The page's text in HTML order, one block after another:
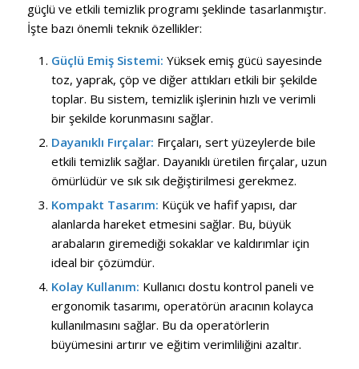
güçlü ve etkili temizlik programı şeklinde tasarlanmıştır.
İşte bazı önemli teknik özellikler:
Güçlü Emiş Sistemi: Yüksek emiş gücü sayesinde
toz, yaprak, çöp ve diğer attıkları etkili bir şekilde
toplar. Bu sistem, temizlik işlerinin hızlı ve verimli
bir şekilde korunmasını sağlar.
Dayanıklı Fırçalar: Fırçaları, sert yüzeylerde bile
etkili temizlik sağlar. Dayanıklı üretilen fırçalar, uzun
ömürlüdür ve sık sık değiştirilmesi gerekmez.
Kompakt Tasarım: Küçük ve hafif yapısı, dar
alanlarda hareket etmesini sağlar. Bu, büyük
arabaların giremediği sokaklar ve kaldırımlar için
ideal bir çözümdür.
Kolay Kullanım: Kullanıcı dostu kontrol paneli ve
ergonomik tasarımı, operatörün aracının kolayca
kullanılmasını sağlar. Bu da operatörlerin
büyümesini artırır ve eğitim verimliliğini azaltır.